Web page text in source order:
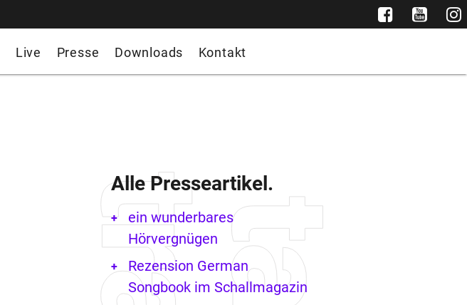
Live Presse Downloads Kontakt
Alle Presseartikel.
ein wunderbares
Hörvergnügen
Rezension German
Songbook im Schallmagazin